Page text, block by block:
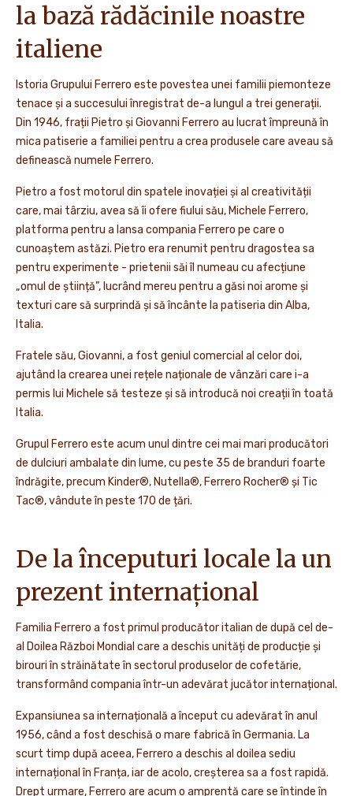
la bază rădăcinile noastre
italiene
Istoria Grupului Ferrero este povestea unei familii piemonteze
tenace și a succesului înregistrat de-a lungul a trei generații.
Din 1946, frații Pietro și Giovanni Ferrero au lucrat împreună în
mica patiserie a familiei pentru a crea produsele care aveau să
definească numele Ferrero.
Pietro a fost motorul din spatele inovației și al creativității
care, mai târziu, avea să îi ofere fiului său, Michele Ferrero,
platforma pentru a lansa compania Ferrero pe care o
cunoaștem astăzi. Pietro era renumit pentru dragostea sa
pentru experimente - prietenii săi îl numeau cu afecțiune
„omul de știință”, lucrând mereu pentru a găsi noi arome și
texturi care să surprindă și să încânte la patiseria din Alba,
Italia.
Fratele său, Giovanni, a fost geniul comercial al celor doi,
ajutând la crearea unei rețele naționale de vânzări care i-a
permis lui Michele să testeze și să introducă noi creații în toată
Italia.
Grupul Ferrero este acum unul dintre cei mai mari producători
de dulciuri ambalate din lume, cu peste 35 de branduri foarte
îndrăgite, precum Kinder®, Nutella®, Ferrero Rocher® și Tic
Tac®, vândute în peste 170 de țări.
De la începuturi locale la un
prezent internațional
Familia Ferrero a fost primul producător italian de după cel de-
al Doilea Război Mondial care a deschis unități de producție și
birouri în străinătate în sectorul produselor de cofetărie,
transformând compania într-un adevărat jucător internațional.
Expansiunea sa internațională a început cu adevărat în anul
1956, când a fost deschisă o mare fabrică în Germania. La
scurt timp după aceea, Ferrero a deschis al doilea sediu
internațional în Franța, iar de acolo, creșterea sa a fost rapidă.
Drept urmare, Ferrero are acum o amprentă care se întinde în